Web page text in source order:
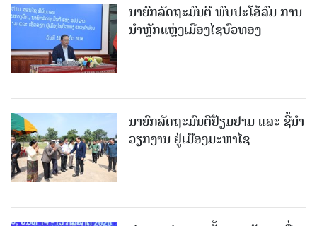
ນາຍົກລັດຖະມົນຕີ ພົບປະໂອ້ລົມ ການ
ນຳຫຼັກແຫຼ່ງເມືອງໄຊບົວທອງ
ນາຍົກລັດຖະມົນຕີຢ້ຽມຢາມ ແລະ ຊີ້ນຳ
ວຽກງານ ຢູ່ເມືອງມະຫາໄຊ